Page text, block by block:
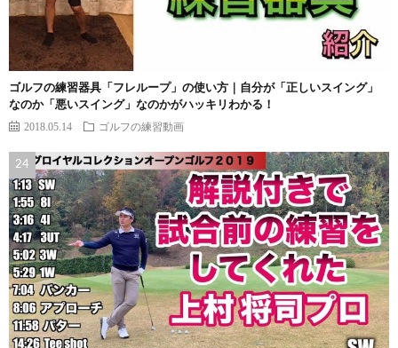
ゴルフの練習器具「フレループ」の使い方｜自分が「正しいスイング」
なのか「悪いスイング」なのかがハッキリわかる！
2018.05.14 ゴルフの練習動画